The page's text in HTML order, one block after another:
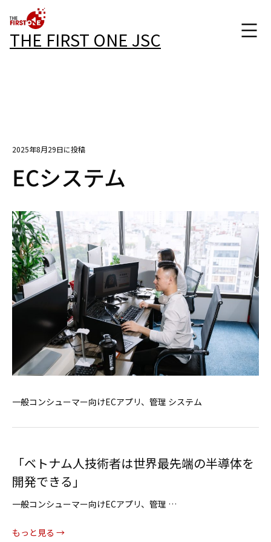
THE FIRST ONE JSC
2025年8月29日に投稿
ECシステム
一般コンシューマー向けECアプリ、管理 システム
「ベトナム人技術者は世界最先端の半導体を
開発できる」
一般コンシューマー向けECアプリ、管理 …
もっと見る →